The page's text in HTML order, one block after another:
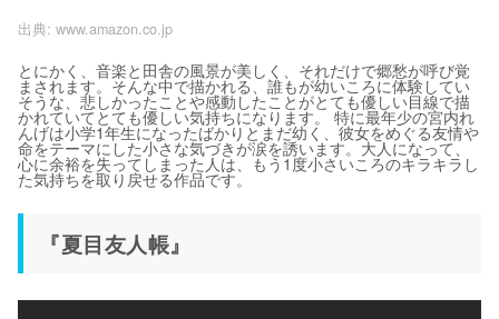
出典: www.amazon.co.jp
とにかく、音楽と田舎の風景が美しく、それだけで郷愁が呼び覚
まされます。そんな中で描かれる、誰もが幼いころに体験してい
そうな、悲しかったことや感動したことがとても優しい目線で描
かれていてとても優しい気持ちになります。 特に最年少の宮内れ
んげは小学1年生になったばかりとまだ幼く、彼女をめぐる友情や
命をテーマにした小さな気づきが涙を誘います。大人になって、
心に余裕を失ってしまった人は、もう1度小さいころのキラキラし
た気持ちを取り戻せる作品です。
『夏目友人帳』